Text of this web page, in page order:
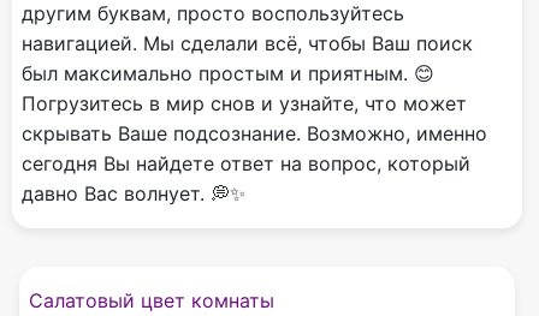
другим буквам, просто воспользуйтесь
навигацией. Мы сделали всё, чтобы Ваш поиск
был максимально простым и приятным. 😊
Погрузитесь в мир снов и узнайте, что может
скрывать Ваше подсознание. Возможно, именно
сегодня Вы найдете ответ на вопрос, который
давно Вас волнует. 💭✨
Салатовый цвет комнаты